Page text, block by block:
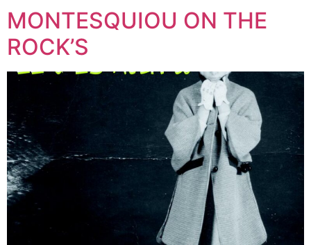
MONTESQUIOU ON THE
ROCK’S